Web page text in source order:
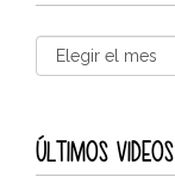
ÚLTIMOS VIDEOS